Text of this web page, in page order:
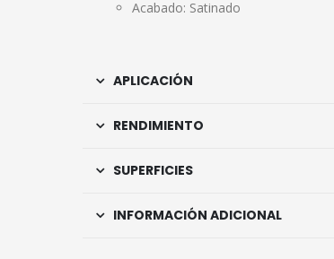
Acabado: Satinado
APLICACIÓN
RENDIMIENTO
SUPERFICIES
INFORMACIÓN ADICIONAL